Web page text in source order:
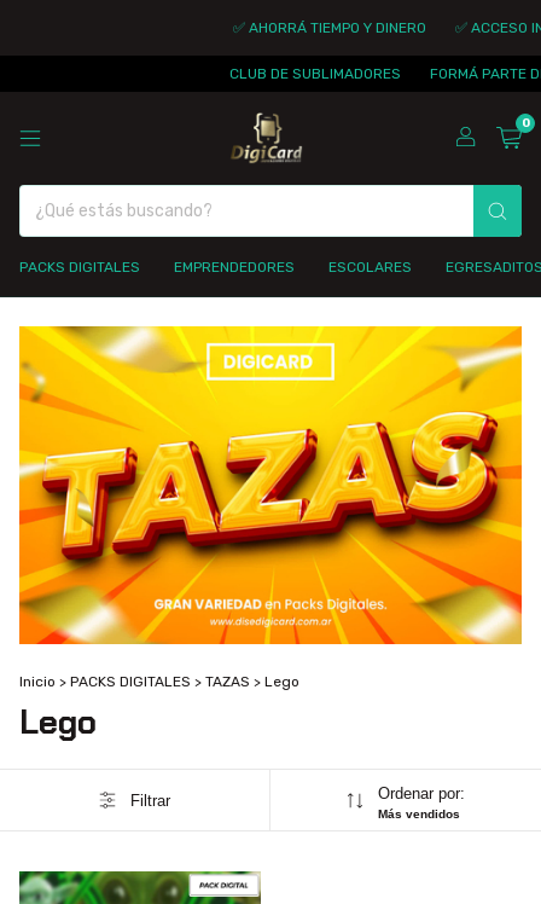
✅ AHORRÁ TIEMPO Y DINERO ✅ ACCESO
CLUB DE SUBLIMADORES FORMÁ PARTE DE LA
0
PACKS DIGITALES EMPRENDEDORES ESCOLARES
Inicio > PACKS DIGITALES > TAZAS > Lego
Lego
Filtrar Ordenar por:
Más vendidos